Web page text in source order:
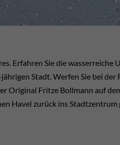
Erfahren Sie die wasserreiche
Stadt. Werfen Sie bei der
Original Fritze Bollmann auf
Havel zurück ins Stadtzentrum